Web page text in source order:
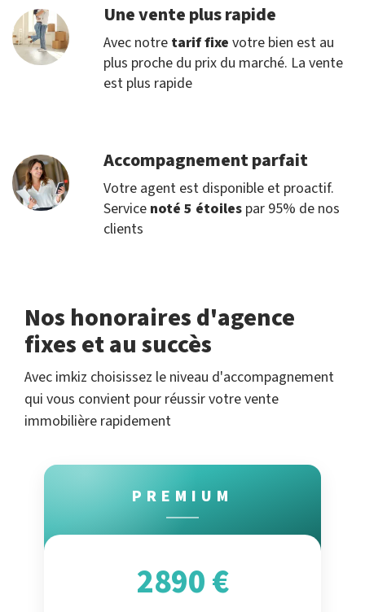
Une vente plus rapide
Avec notre tarif fixe votre bien est au
plus proche du prix du marché. La vente
est plus rapide
Accompagnement parfait
Votre agent est disponible et proactif.
Service noté 5 étoiles par 95% de nos
clients
Nos honoraires d'agence
fixes et au succès
Avec imkiz choisissez le niveau d'accompagnement
qui vous convient pour réussir votre vente
immobilière rapidement
PREMIUM
2890 €